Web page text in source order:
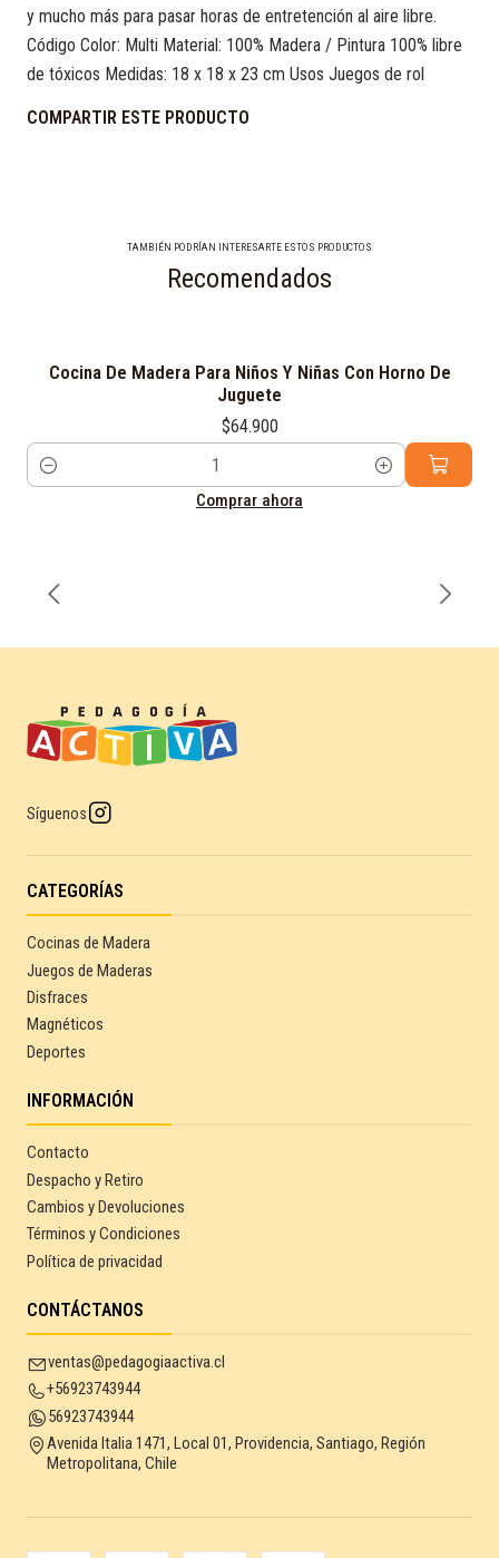
y mucho más para pasar horas de entretención al aire libre.
Código Color: Multi Material: 100% Madera / Pintura 100% libre
de tóxicos Medidas: 18 x 18 x 23 cm Usos Juegos de rol
COMPARTIR ESTE PRODUCTO
TAMBIÉN PODRÍAN INTERESARTE ESTOS PRODUCTOS
Recomendados
Cocina De Madera Para Niños Y Niñas Con Horno De
Juguete
$64.900
Cantidad
Comprar ahora
Síguenos
CATEGORÍAS
Cocinas de Madera
Juegos de Maderas
Disfraces
Magnéticos
Deportes
INFORMACIÓN
Contacto
Despacho y Retiro
Cambios y Devoluciones
Términos y Condiciones
Política de privacidad
CONTÁCTANOS
ventas@pedagogiaactiva.cl
+56923743944
56923743944
Avenida Italia 1471, Local 01, Providencia, Santiago, Región
Metropolitana, Chile